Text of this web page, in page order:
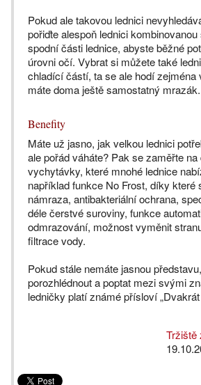
Pokud ale takovou lednici
pořiďte alespoň lednici
spodní části lednice, abyste běžné
úrovni očí. Vybrat si můžete také
chladící částí, ta se ale hodí zejména
máte doma ještě samostatný mrazák.
Benefity
Máte už jasno, jak velkou lednici
ale pořád váháte? Pak se zaměřte
vychytávky, které mnohé lednice
například funkce No Frost, díky které
námraza, antibakteriální ochrana,
déle čerstvé suroviny, funkce
odmrazování, možnost vyměnit
filtrace vody.
Pokud stále nemáte jasnou
porozhlédnout a poptat mezi svými
ledničky platí známé přísloví
Tržiště